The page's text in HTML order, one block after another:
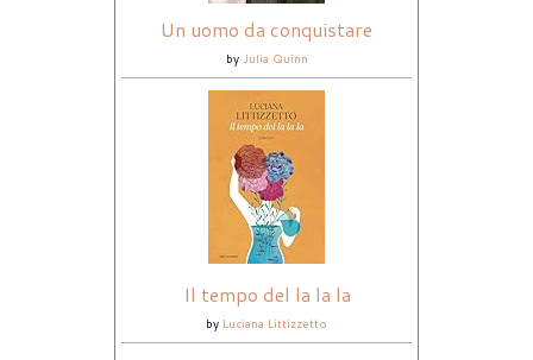
Un uomo da conquistare
by Julia Quinn
Il tempo del la la la
by Luciana Littizzetto